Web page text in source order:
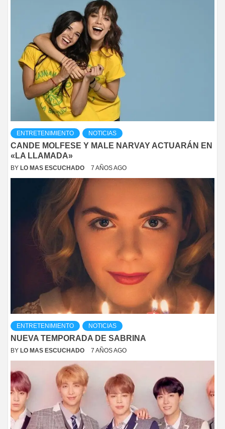
ENTRETENIMIENTO NOTICIAS
CANDE MOLFESE Y MALE NARVAY ACTUARÁN EN
«LA LLAMADA»
BY LO MAS ESCUCHADO 7 AÑOS AGO
ENTRETENIMIENTO NOTICIAS
NUEVA TEMPORADA DE SABRINA
BY LO MAS ESCUCHADO 7 AÑOS AGO